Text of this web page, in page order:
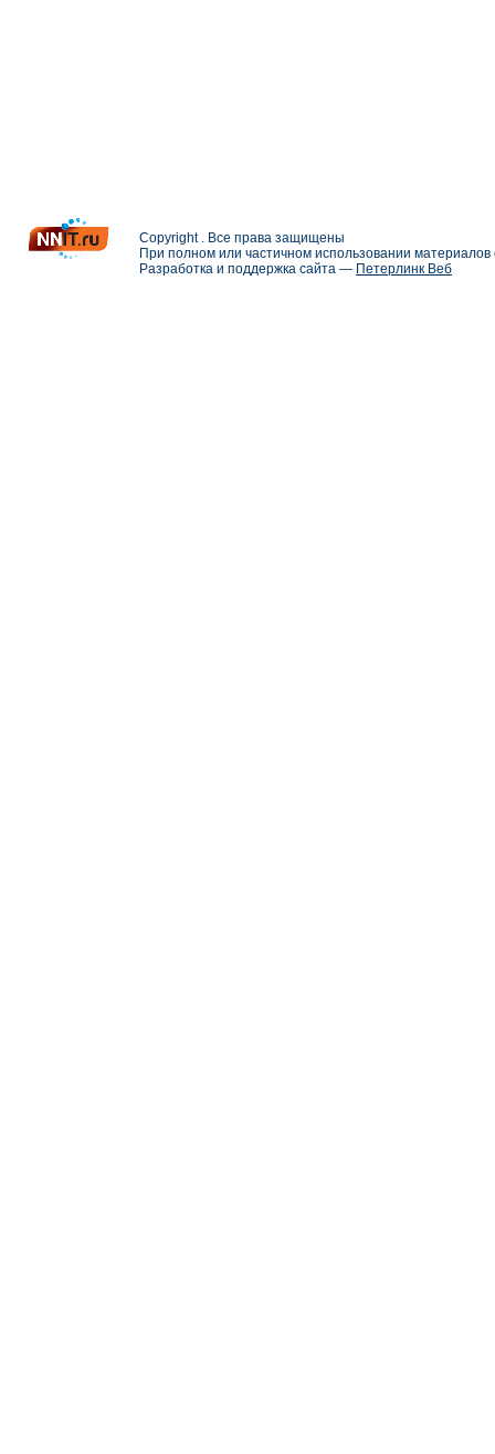
Copyright . Все права защищены
При полном или частичном использовании
Разработка и поддержка сайта — Петерлинк Веб